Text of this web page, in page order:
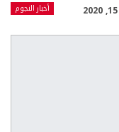
أخبار النجوم